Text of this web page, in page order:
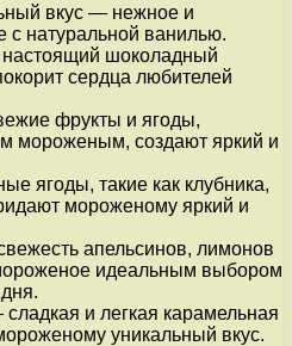
вкус — нежное и
натуральной ванилью.
шоколадный
сердца любителей
фрукты и ягоды,
мороженым, создают яркий и
ягоды, такие как клубника,
мороженому яркий и
апельсинов, лимонов
идеальным выбором
и легкая карамельная
уникальный вкус.